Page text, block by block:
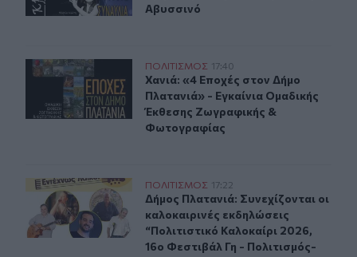
Αβυσσινό
Χανιά: «4 Εποχές στον Δήμο Πλατανιά» - Εγκαίνια
ΠΟΛΙΤΙΣΜΟΣ 17:40
Χανιά: «4 Εποχές στον Δήμο
Χανιά: «4 Εποχές στον Δήμο
Πλατανιά» - Εγκαίνια Ομαδικής
Έκθεσης Ζωγραφικής &
Φωτογραφίας
Δήμος Πλατανιά: Συνεχίζονται οι καλοκαιρινές
ΠΟΛΙΤΙΣΜΟΣ 17:22
Δήμος Πλατανιά: Συνεχίζονται οι
Δήμος Πλατανιά: Συνεχίζονται οι
καλοκαιρινές εκδηλώσεις
“Πολιτιστικό Καλοκαίρι 2026,
16ο Φεστιβάλ Γη - Πολιτισμός-